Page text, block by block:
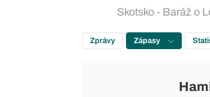
Skotsko - Baráž o
Zprávy Zápasy